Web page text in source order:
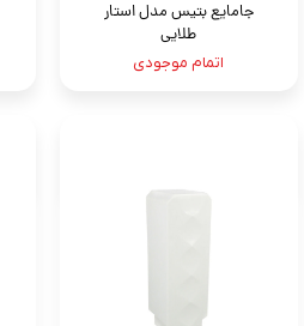
جامايع بتيس مدل استار
طلایی
اتمام موجودی